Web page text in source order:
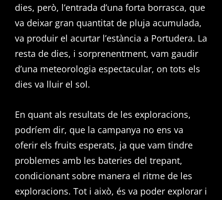
dies, però, l’entrada d’una forta borrasca, que
va deixar gran quantitat de pluja acumulada,
va produir el acurtar l’estància a Portudera. La
resta de dies, i sorprenentment, vam gaudir
d’una meteorologia espectacular, on tots els
dies va lluir el sol.
En quant als resultats de les exploracions,
podríem dir, que la campanya no ens va
oferir els fruits esperats, ja que vam tindre
problemes amb les bateries del trepant,
condicionant sobre manera el ritme de les
exploracions. Tot i això, és va poder explorar i